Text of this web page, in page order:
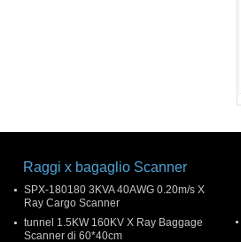
Raggi x bagaglio Scanner
SPX-180180 3KVA 40AWG 0.20m/s X
Ray Cargo Scanner
tunnel 1.5KW 160KV X Ray Baggage
Scanner di 60*40cm